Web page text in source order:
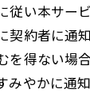
従い本サー
契約者に通
を得ない場
みやかに通